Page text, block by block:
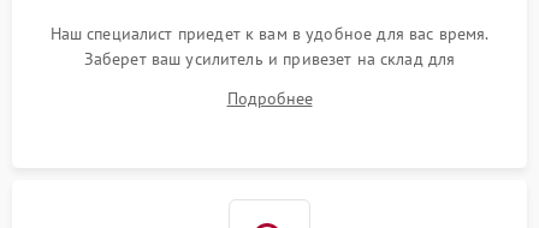
Наш специалист приедет к вам в удобное для вас время.
Заберет ваш усилитель и привезет на склад для
Подробнее